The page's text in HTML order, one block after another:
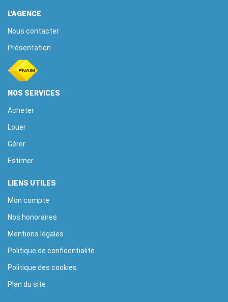
L'AGENCE
Nous contacter
Présentation
NOS SERVICES
Acheter
Louer
Gérer
Estimer
LIENS UTILES
Mon compte
Nos honoraires
Mentions légales
Politique de confidentialité
Politique des cookies
Plan du site